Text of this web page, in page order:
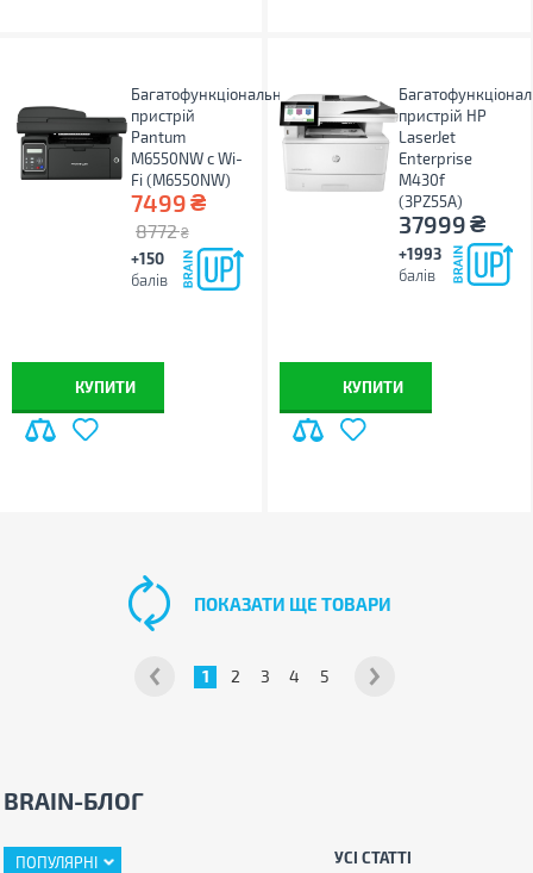
Багатофункціональний
пристрій
Pantum
M6550NW с Wi-
Fi (M6550NW)
7499₴
8772 ₴
+150
балів
КУПИТИ
пристрій HP
LaserJet
Enterprise
M430f
(3PZ55A)
37999₴
+1993
балів
КУПИТИ
1 2 3 4 5
ПОКАЗАТИ ЩЕ ТОВАРИ
BRAIN-БЛОГ
ПОПУЛЯРНІ УСІ СТАТТІ